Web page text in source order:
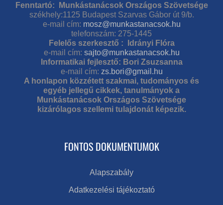
Fenntartó: Munkástanácsok Országos Szövetsége
székhely:1125 Budapest Szarvas Gábor út 9/b.
e-mail cím: mosz@munkastanacsok.hu
telefonszám: 275-1445
Felelős szerkesztő : Idrányi Flóra
e-mail cím: sajto@munkastanacsok.hu
Informatikai fejlesztő: Bori Zsuzsanna
e-mail cím: zs.bori@gmail.hu
A honlapon közzétett szakmai, tudományos és
egyéb jellegű cikkek, tanulmányok a
Munkástanácsok Országos Szövetsége
kizárólagos szellemi tulajdonát képezik.
FONTOS DOKUMENTUMOK
Alapszabály
Adatkezelési tájékoztató